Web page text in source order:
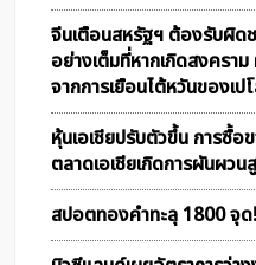
จีนเตือนสหรัฐฯ ต้องรับผิด
อย่างเต็มที่หากเกิดสงครา
จากการเยือนไต้หวันของเป
หุ้นเอเชียปรับตัวขึ้น การซื้อ
ตลาดเอเชียเกิดการผันผวน
สปอตทองคำทะลุ 1800 จุ